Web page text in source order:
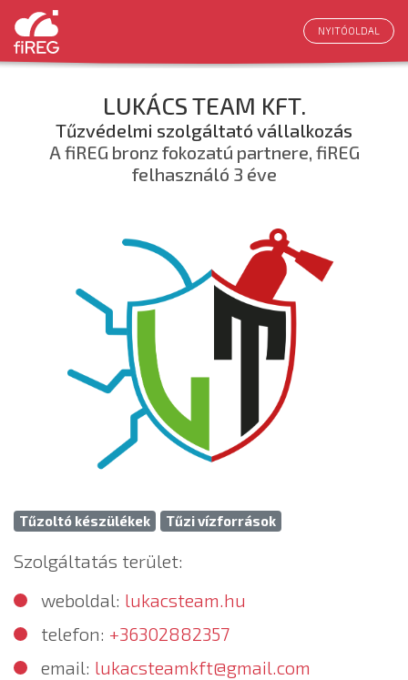
NYITÓOLDAL
LUKÁCS TEAM KFT.
Tűzvédelmi szolgáltató vállalkozás
A fiREG bronz fokozatú partnere, fiREG
felhasználó 3 éve
Tűzoltó készülékek Tűzi vízforrások
Szolgáltatás terület:
weboldal: lukacsteam.hu
telefon: +36302882357
email: lukacsteamkft@gmail.com